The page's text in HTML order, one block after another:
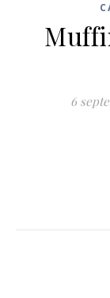
6